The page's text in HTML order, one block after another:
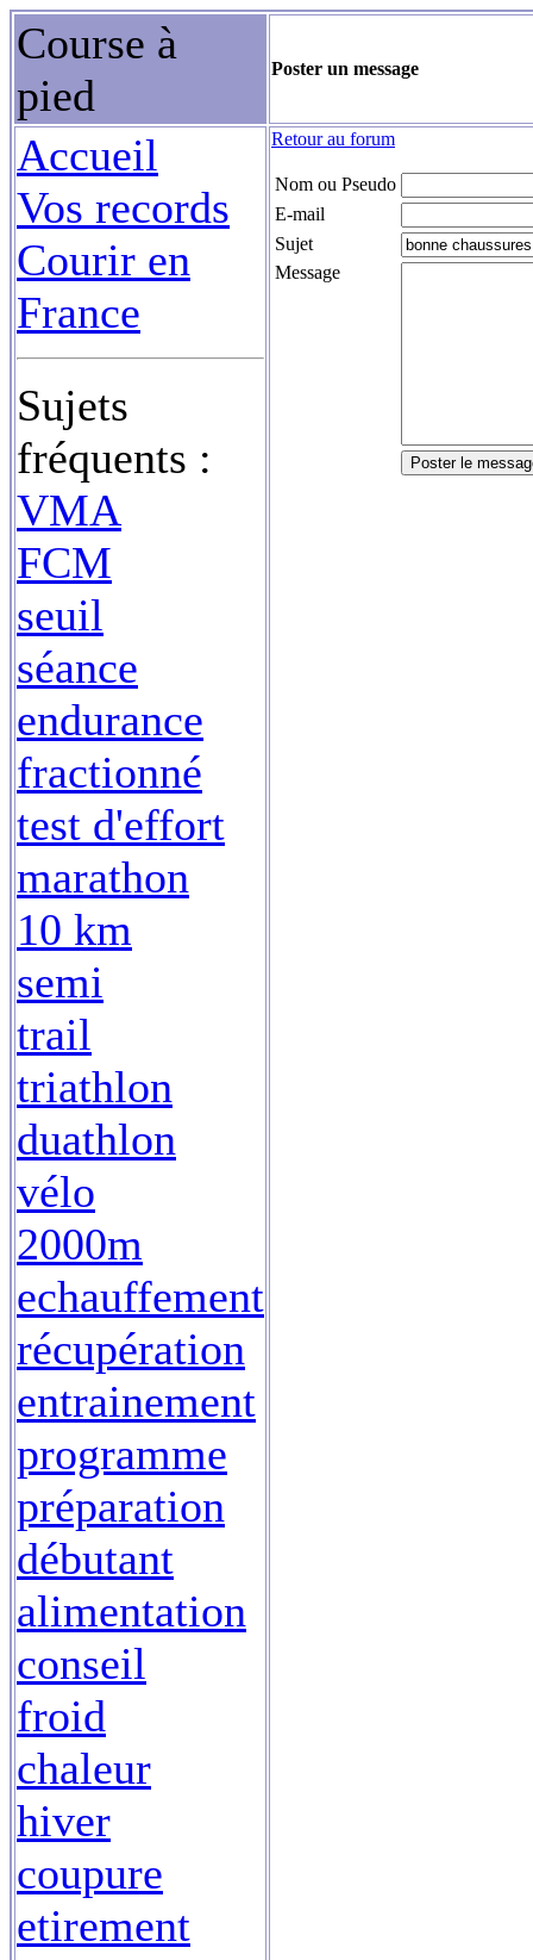
Course à
pied
Poster un message
Accueil
Vos records
Courir en
France
Sujets
fréquents :
VMA
FCM
seuil
séance
endurance
fractionné
test d'effort
marathon
10 km
semi
trail
triathlon
duathlon
vélo
2000m
echauffement
récupération
entrainement
programme
préparation
débutant
alimentation
conseil
froid
chaleur
hiver
coupure
etirement
Retour au forum
Nom ou Pseudo
E-mail
Sujet
Message